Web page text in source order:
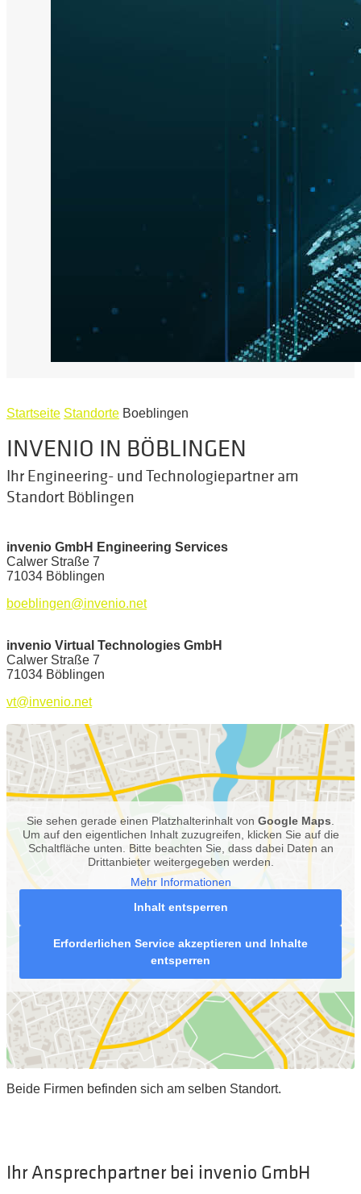
Startseite Standorte Boeblingen
INVENIO IN BÖBLINGEN
Ihr Engineering- und Technologiepartner am
Standort Böblingen
invenio GmbH Engineering Services
Calwer Straße 7
71034 Böblingen
boeblingen@invenio.net
invenio Virtual Technologies GmbH
Calwer Straße 7
71034 Böblingen
vt@invenio.net
Sie sehen gerade einen Platzhalterinhalt von Google Maps.
Um auf den eigentlichen Inhalt zuzugreifen, klicken Sie auf die
Schaltfläche unten. Bitte beachten Sie, dass dabei Daten an
Drittanbieter weitergegeben werden.
Mehr Informationen
Inhalt entsperren
Erforderlichen Service akzeptieren und Inhalte
entsperren
Beide Firmen befinden sich am selben Standort.
Ihr Ansprechpartner bei invenio GmbH